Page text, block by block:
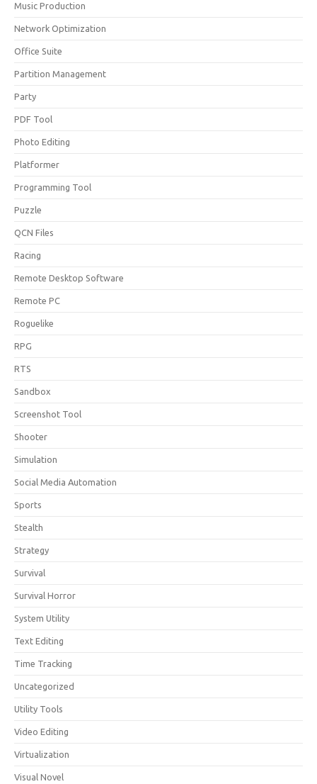
Music Production
Network Optimization
Office Suite
Partition Management
Party
PDF Tool
Photo Editing
Platformer
Programming Tool
Puzzle
QCN Files
Racing
Remote Desktop Software
Remote PC
Roguelike
RPG
RTS
Sandbox
Screenshot Tool
Shooter
Simulation
Social Media Automation
Sports
Stealth
Strategy
Survival
Survival Horror
System Utility
Text Editing
Time Tracking
Uncategorized
Utility Tools
Video Editing
Virtualization
Visual Novel